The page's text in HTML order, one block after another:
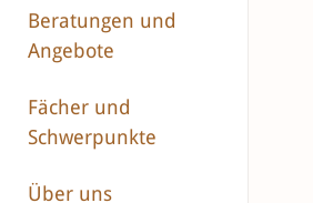
Beratungen und
Angebote
Fächer und
Schwerpunkte
Über uns